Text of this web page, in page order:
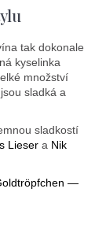
tak dokonale
kyselinka
množství
sladká a
sladkostí
Lieser a Nik
—